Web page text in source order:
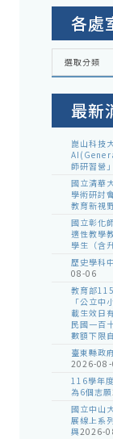
各處
各
室
選取分類
最新
崑山科技
師研習營
國立清華
學術研討
教育新視
國立彰化
適性教學
學生（含
歷史學科
08-06
教育部
「公立
載生效日
民國一百
數額下限
臺東縣政
2026-08-
116學年
為6個志願
國立中山
展線上系
與2026-